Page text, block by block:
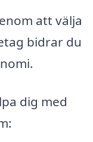
att välja
bidrar du
dig med